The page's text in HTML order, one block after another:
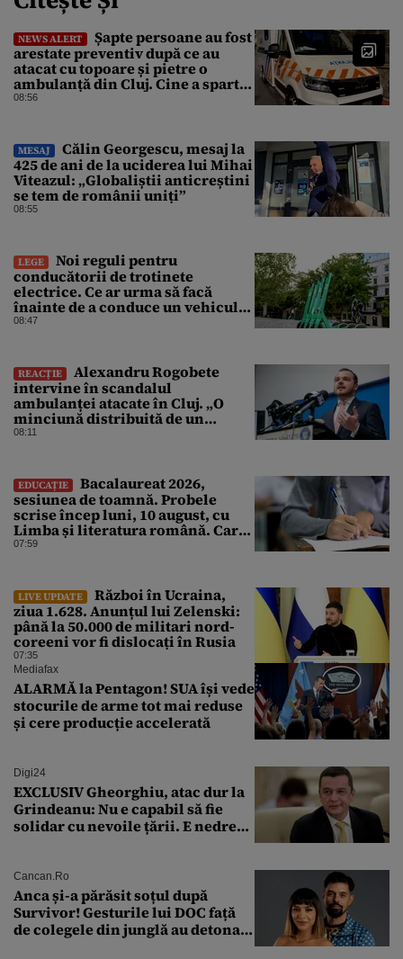
NEWS ALERT
Șapte persoane au fost
arestate preventiv după ce au
atacat cu topoare și pietre o
ambulanță din Cluj. Cine a spart
parbrizul și l-a rănit pe șofer
08:56
MESAJ
Călin Georgescu, mesaj la
425 de ani de la uciderea lui Mihai
Viteazul: „Globaliștii anticreștini
se tem de românii uniți”
08:55
LEGE
Noi reguli pentru
conducătorii de trotinete
electrice. Ce ar urma să facă
înainte de a conduce un vehicul
pe drumurile publice
08:47
REACȚIE
Alexandru Rogobete
intervine în scandalul
ambulanței atacate în Cluj. „O
minciună distribuită de un
milion de ori rămâne o
08:11
EDUCAȚIE
Bacalaureat 2026,
sesiunea de toamnă. Probele
scrise încep luni, 10 august, cu
Limba și literatura română. Care
sunt regulile promovării
07:59
LIVE UPDATE
Război în Ucraina,
ziua 1.628. Anunțul lui Zelenski:
până la 50.000 de militari nord-
coreeni vor fi dislocați în Rusia
07:35
Mediafax
ALARMĂ la Pentagon! SUA își vede
stocurile de arme tot mai reduse
și cere producție accelerată
Digi24
EXCLUSIV Gheorghiu, atac dur la
Grindeanu: Nu e capabil să fie
solidar cu nevoile țării. E nedrept
Cancan.ro
Anca și-a părăsit soțul după
Survivor! Gesturile lui DOC față
de colegele din junglă au detonat